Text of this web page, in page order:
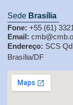
Sede Brasília
Fone: +55 (61)
Email:
Endereço: SCS
Brasília/DF